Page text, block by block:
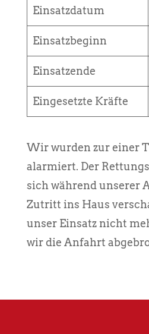
Einsatzdatum
Einsatzbeginn
Einsatzende
Eingesetzte Kräfte
Wir wurden zur einer
alarmiert. Der
sich während unserer
Zutritt ins Haus
unser Einsatz nicht
wir die Anfahrt